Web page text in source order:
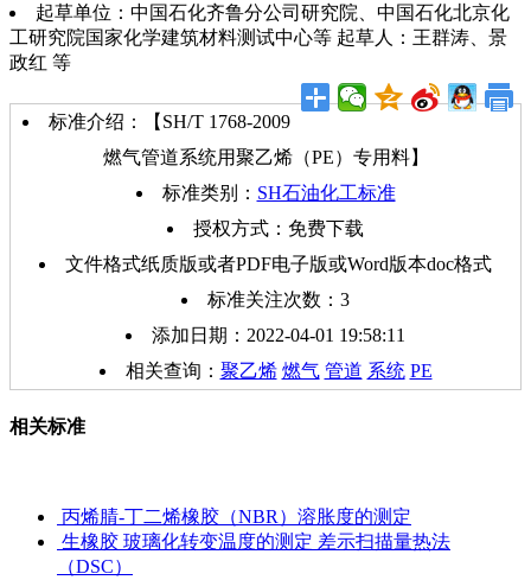
起草单位：中国石化齐鲁分公司研究院、中国石化北京化
工研究院国家化学建筑材料测试中心等 起草人：王群涛、景
政红 等
标准介绍：【SH/T 1768-2009
燃气管道系统用聚乙烯（PE）专用料】
标准类别： SH石油化工标准
授权方式：免费下载
文件格式纸质版或者PDF电子版或Word版本doc格式
标准关注次数： 3
添加日期：2022-04-01 19:58:11
相关查询： 聚乙烯 燃气 管道 系统 PE
相关标准
丙烯腈-丁二烯橡胶（NBR）溶胀度的测定
生橡胶 玻璃化转变温度的测定 差示扫描量热法
（DSC）